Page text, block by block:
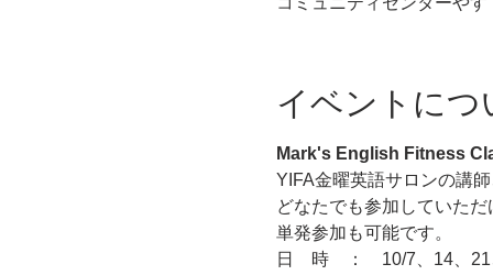
イベントにつ
Mark's English Fitness
YIFA金曜英語サロンの講
どなたでも参加していた
単発参加も可能です。
日　時　：　10/7、14、